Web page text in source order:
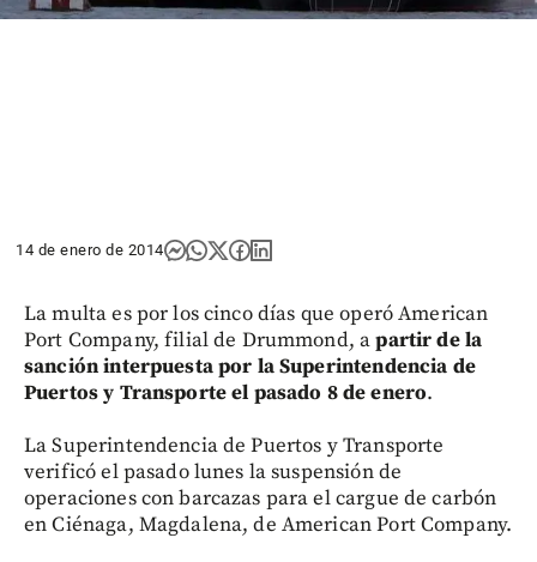
14 de enero de 2014
La multa es por los cinco días que operó American
Port Company, filial de Drummond, apartir de la
sanción interpuesta por la Superintendencia de
Puertos y Transporte el pasado 8 de enero.
La Superintendencia de Puertos y Transporte
verificó el pasado lunes la suspensión de
operaciones con barcazas para el cargue de carbón
en Ciénaga, Magdalena, de American Port Company.